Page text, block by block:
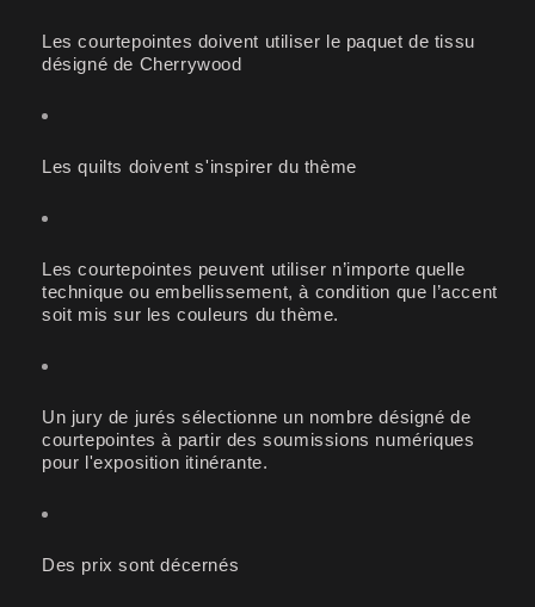
Les courtepointes doivent utiliser le paquet de tissu
désigné de Cherrywood
Les quilts doivent s'inspirer du thème
Les courtepointes peuvent utiliser n’importe quelle
technique ou embellissement, à condition que l’accent
soit mis sur les couleurs du thème.
Un jury de jurés sélectionne un nombre désigné de
courtepointes à partir des soumissions numériques
pour l'exposition itinérante.
Des prix sont décernés